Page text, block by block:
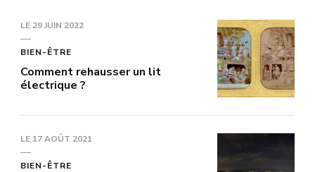
LE 29 JUIN 2022
BIEN-ÊTRE
Comment rehausser un lit
électrique ?
LE 17 AOÛT 2021
BIEN-ÊTRE